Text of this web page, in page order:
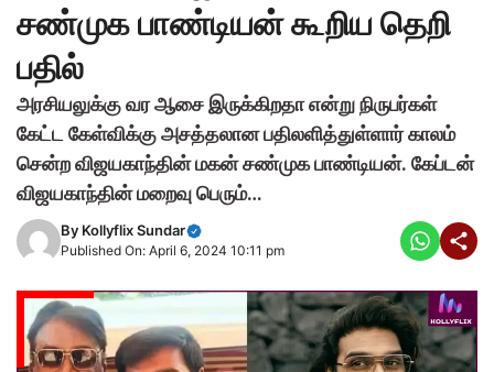
சண்முக பாண்டியன் கூறிய தெறி
பதில்
அரசியலுக்கு வர ஆசை இருக்கிறதா என்று நிருபர்கள்
கேட்ட கேள்விக்கு அசத்தலான பதிலளித்துள்ளார் காலம்
சென்ற விஜயகாந்தின் மகன் சண்முக பாண்டியன். கேப்டன்
விஜயகாந்தின் மறைவு பெரும்…
By Kollyflix Sundar
Published On: April 6, 2024 10:11 pm